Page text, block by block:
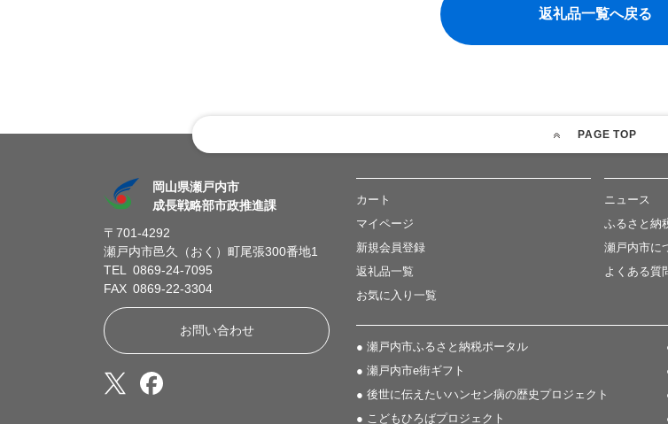
返礼品一覧へ戻る
PAGE TOP
カート
マイページ
新規会員登録
返礼品一覧
お気に入り一覧
ニュース
ふるさと納
瀬戸内市に
よくある質
● 瀬戸内市ふるさと納税ポータル
● 瀬戸内市e街ギフト
● 後世に伝えたいハンセン病の歴史プロジェクト
● こどもひろばプロジェクト
岡山県瀬戸内市
成長戦略部市政推進課
〒701-4292
瀬戸内市邑久（おく）町尾張300番地1
TEL 0869-24-7095
FAX 0869-22-3304
お問い合わせ